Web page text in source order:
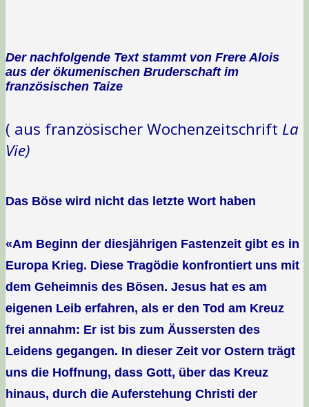
Der nachfolgende Text stammt von Frere Alois
aus der ökumenischen Bruderschaft im
französischen Taize
( aus französischer Wochenzeitschrift La
Vie)
Das Böse wird nicht das letzte Wort haben
«Am Beginn der diesjährigen Fastenzeit gibt es in
Europa Krieg. Diese Tragödie konfrontiert uns mit
dem Geheimnis des Bösen. Jesus hat es am
eigenen Leib erfahren, als er den Tod am Kreuz
frei annahm: Er ist bis zum Äussersten des
Leidens gegangen. In dieser Zeit vor Ostern trägt
uns die Hoffnung, dass Gott, über das Kreuz
hinaus, durch die Auferstehung Christi der